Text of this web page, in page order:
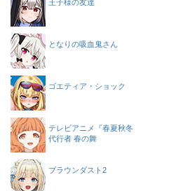
王子様の友達
となりの吸血鬼さん
ゴエティア・ショック
テレビアニメ『春夏秋冬
代行者 春の舞
ブラウンダスト2